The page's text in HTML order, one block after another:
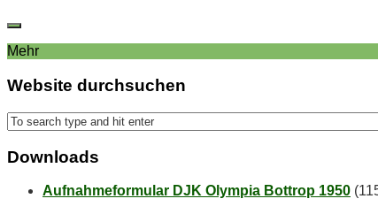
Mehr
Web­site durchsuchen
Down­loads
Aufnahmeformular DJK Olympia Bottrop 1950